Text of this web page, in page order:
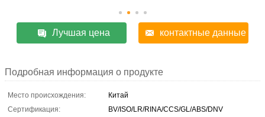
Лучшая цена контактные данные
Подробная информация о продукте
Место происхождения:
Китай
Сертификация:
BV/ISO/LR/RINA/CCS/GL/ABS/DNV